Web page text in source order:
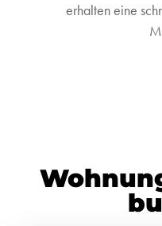
erhalten eine